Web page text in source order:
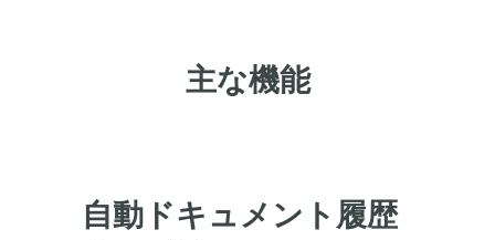
主な機能
自動ドキュメント履歴